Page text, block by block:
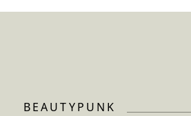
BEAUTYPUNK